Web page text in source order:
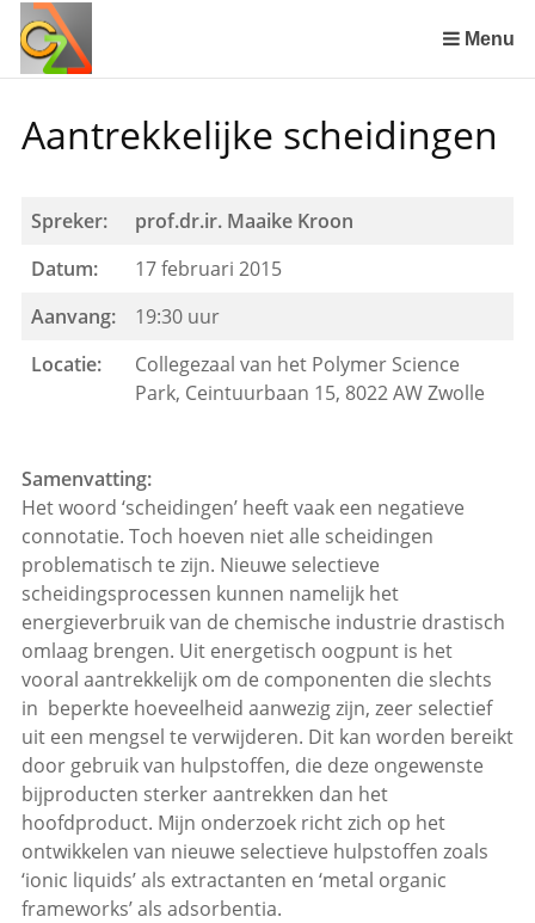
links
over
naar
de
Spring
het
Menu
Aantrekkelijke scheidingen
Spreker:
prof.dr.ir. Maaike Kroon
Datum:
17 februari 2015
Aanvang:
19:30 uur
Locatie:
Collegezaal van het Polymer Science
Park, Ceintuurbaan 15, 8022 AW Zwolle
Samenvatting:
Het woord ‘scheidingen’ heeft vaak een negatieve
connotatie. Toch hoeven niet alle scheidingen
problematisch te zijn. Nieuwe selectieve
scheidingsprocessen kunnen namelijk het
energieverbruik van de chemische industrie drastisch
omlaag brengen. Uit energetisch oogpunt is het
vooral aantrekkelijk om de componenten die slechts
in beperkte hoeveelheid aanwezig zijn, zeer selectief
uit een mengsel te verwijderen. Dit kan worden bereikt
door gebruik van hulpstoffen, die deze ongewenste
bijproducten sterker aantrekken dan het
hoofdproduct. Mijn onderzoek richt zich op het
ontwikkelen van nieuwe selectieve hulpstoffen zoals
‘ionic liquids’ als extractanten en ‘metal organic
frameworks’ als adsorbentia.